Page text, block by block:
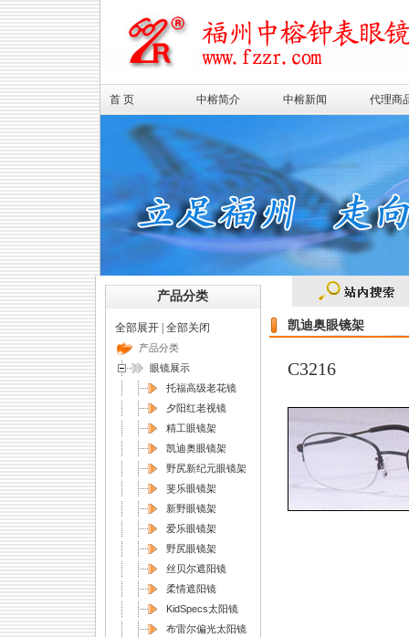
首 页 中榕简介 中榕新闻 代理商
产品分类
全部展开| 全部关闭
产品分类
眼镜展示
托福高级老花镜
夕阳红老视镜
精工眼镜架
凯迪奥眼镜架
野尻新纪元眼镜架
斐乐眼镜架
新野眼镜架
爱乐眼镜架
野尻眼镜架
丝贝尔遮阳镜
柔情遮阳镜
KidSpecs太阳镜
布雷尔偏光太阳镜
凯迪奥眼镜架
C3216